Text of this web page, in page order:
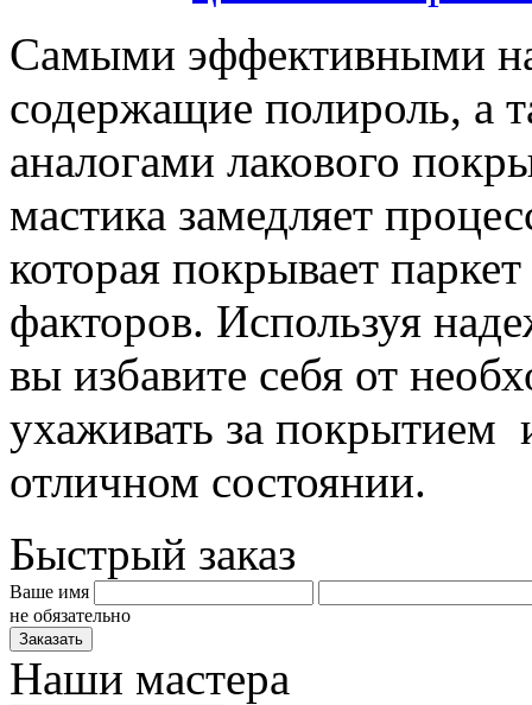
Самыми эффективными на
содержащие полироль, а
аналогами лакового
мастика замедляет
которая покрывает
факторов. Используя
вы избавите себя от
ухаживать за покрытием
отличном состоянии.
Быстрый заказ
Ваше имя
не обязательно
Наши мастера